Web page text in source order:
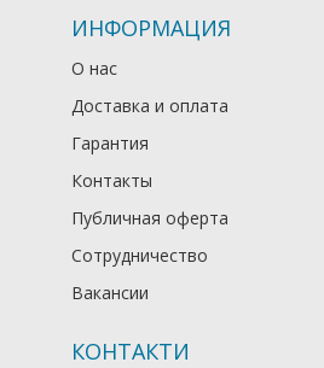
ИНФОРМАЦИЯ
О нас
Доставка и оплата
Гарантия
Контакты
Публичная оферта
Сотрудничество
Вакансии
КОНТАКТИ